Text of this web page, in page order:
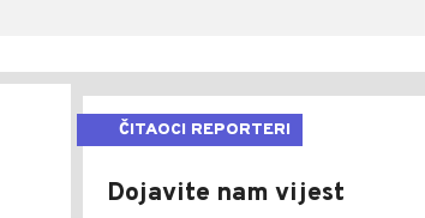
ČITAOCI REPORTERI
Dojavite nam vijest